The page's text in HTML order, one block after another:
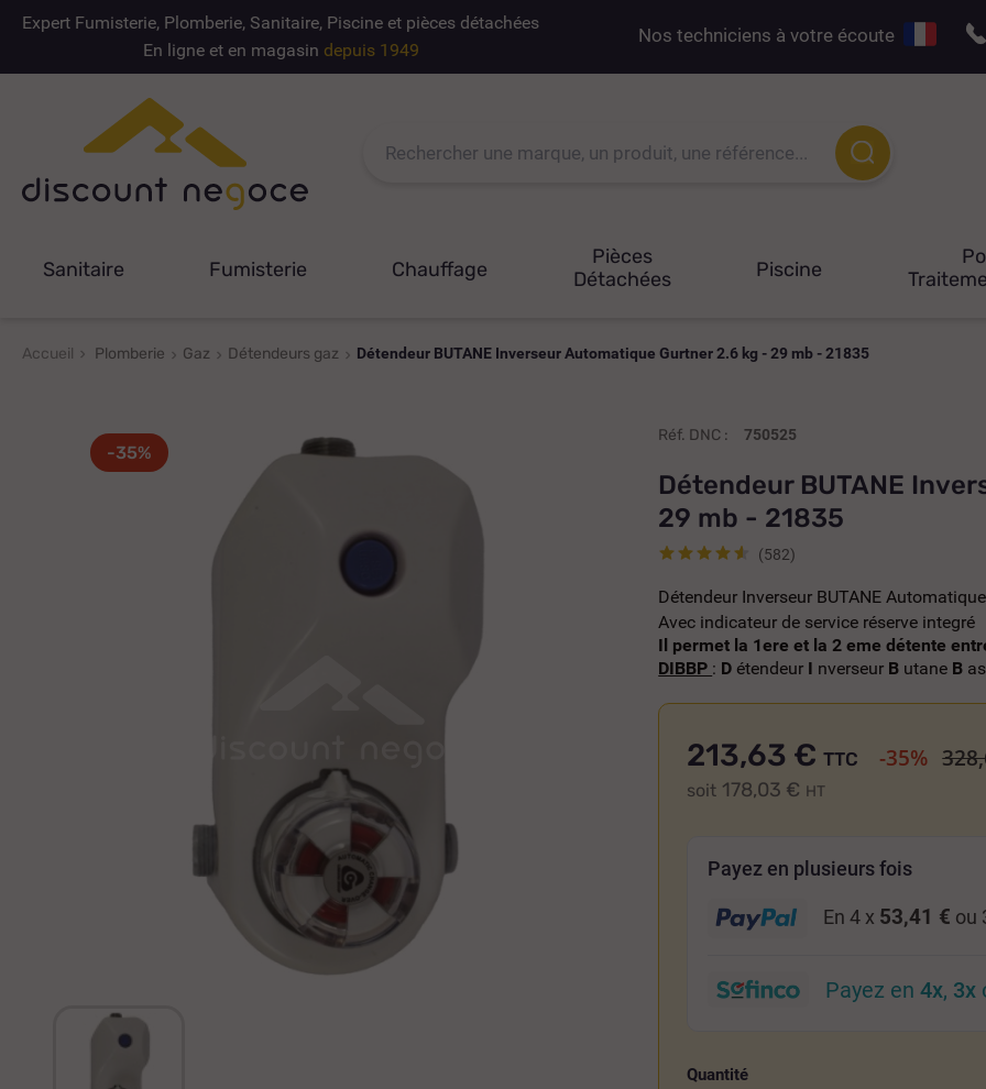
Expert Fumisterie, Plomberie, Sanitaire, Piscine et pièces détachées
En ligne et en magasin depuis 1949
Nos techniciens à votre écoute
Sanitaire Fumisterie Chauffage
Pièces
Détachées
Piscine
Accueil Plomberie Gaz Détendeurs gaz Détendeur BUTANE Inverseur Automatique Gurtner 2.6 kg - 29 mb - 21835
-35%
Réf. DNC : 750525
Détendeur BUTANE
29 mb - 21835
(582)
Détendeur Inverseur BUTANE
Avec indicateur de service réserve integré
Il permet la 1ere et la 2 eme détente
DIBBP : D étendeur I nverseur B utane B
213,63 €
soit 178,03 € HT
TTC -35%
Payez en plusieurs fois
En 4 x 53,41 € ou
Payez en4x, 3x
Quantité